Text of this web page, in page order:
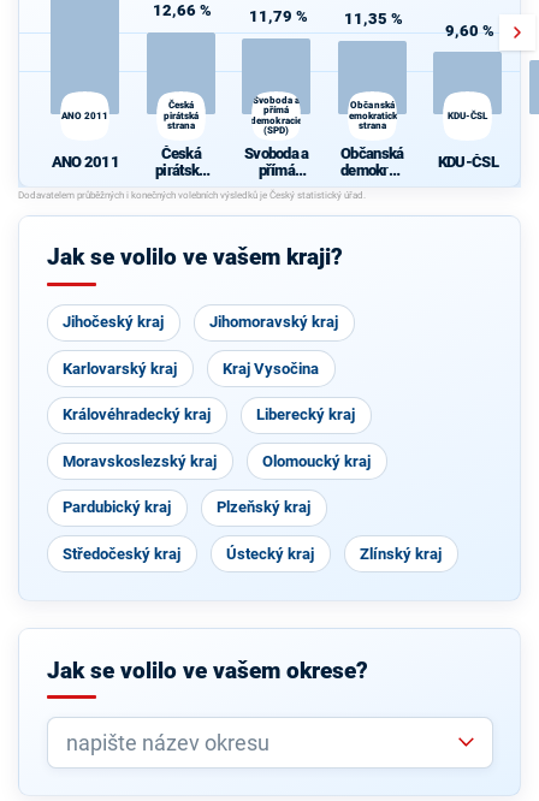
ANO 2011
ANO 2011
12,66 %
Česká
pirátská
strana
Česká
pirátská
strana
11,79 %
Svoboda a
přímá
demokracie
(SPD)
Svoboda a
přímá
demokraci
e (SPD)
11,35 %
Občanská
demokratická
strana
Občanská
demokrati
cká strana
9,60 %
KDU-ČSL
KDU-ČSL
Jak se volilo ve vašem kraji?
Jihočeský kraj Jihomoravský kraj
Karlovarský kraj Kraj Vysočina
Královéhradecký kraj Liberecký kraj
Moravskoslezský kraj Olomoucký kraj
Pardubický kraj Plzeňský kraj
Středočeský kraj Ústecký kraj Zlínský kraj
Jak se volilo ve vašem okrese?